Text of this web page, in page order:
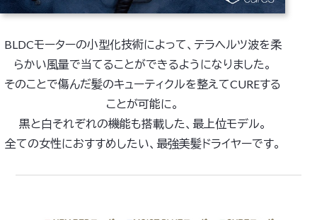
BLDCモーターの小型化技術によって、テラヘルツ波を柔
らかい風量で当てることができるようになりました。
そのことで傷んだ髪のキューティクルを整えてCUREする
ことが可能に。
黒と白それぞれの機能も搭載した、最上位モデル。
全ての女性におすすめしたい、最強美髪ドライヤーです。